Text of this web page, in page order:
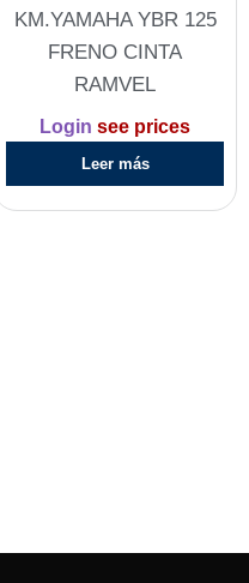
KM.YAMAHA YBR 125
FRENO CINTA
RAMVEL
Login see prices
Leer más